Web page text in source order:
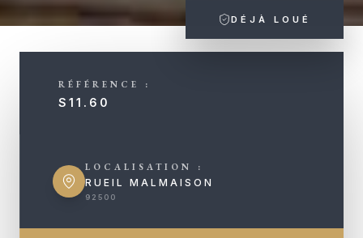
DÉJÀ LOUÉ
RÉFÉRENCE :
S11.60
LOCALISATION :
RUEIL MALMAISON
92500